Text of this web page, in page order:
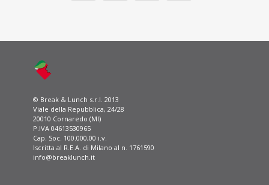
© Break & Lunch s.r.l. 2013
Viale della Repubblica, 24/28
20010 Cornaredo (MI)
P.IVA 04613530965
Cap. Soc. 100.000,00 i.v.
Iscritta al R.E.A. di Milano al n. 1761590
info@breaklunch.it